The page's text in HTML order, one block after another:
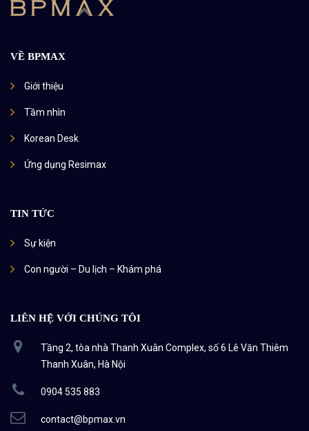
VỀ BPMAX
Giới thiệu
Tầm nhìn
Korean Desk
Ứng dụng Resimax
TIN TỨC
Sự kiện
Con người – Du lịch – Khám phá
LIÊN HỆ VỚI CHÚNG TÔI
Tầng 2, tòa nhà Thanh Xuân Complex, số 6 Lê Văn Thiêm
Thanh Xuân, Hà Nội
0904 535 883
contact@bpmax.vn